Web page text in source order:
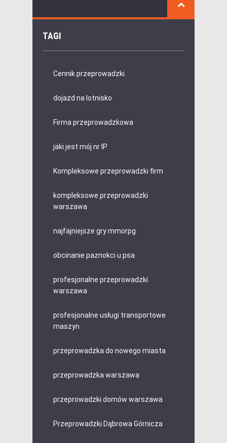
TAGI
Cennik przeprowadzki
dojazd na lotnisko
Firma przeprowadzkowa
jaki jest mój nr IP
Kompleksowe przeprowadzki firm
kompleksowe przeprowadzki
warszawa
najfajniejsze gry mmorpg
obcinanie paznokci u psa
profesjonalne przeprowadzki
warszawa
profesjonalne usługi transportowe
maszyn
przeprowadzka do nowego miasta
przeprowadzka warszawa
przeprowadzki domów warszawa
Przeprowadzki Dąbrowa Górnicza